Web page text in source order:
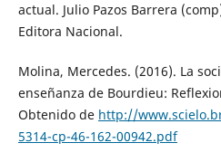
actual. Julio Pazos Barrera
Editora Nacional.
Molina, Mercedes. (2016). La
enseñanza de Bourdieu:
Obtenido de http://
5314-cp-46-162-00942.pdf